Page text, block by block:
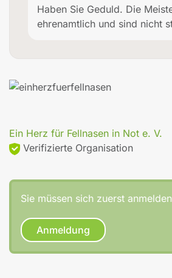
Haben Sie Geduld. Die
ehrenamtlich und sind nicht
Ein Herz für Fellnasen in Not e. V.
Verifizierte Organisation
Sie müssen sich zuerst
Anmeldung